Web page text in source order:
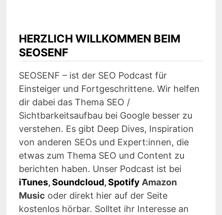
HERZLICH WILLKOMMEN BEIM
SEOSENF
SEOSENF – ist der SEO Podcast für
Einsteiger und Fortgeschrittene. Wir helfen
dir dabei das Thema SEO /
Sichtbarkeitsaufbau bei Google besser zu
verstehen. Es gibt Deep Dives, Inspiration
von anderen SEOs und Expert:innen, die
etwas zum Thema SEO und Content zu
berichten haben. Unser Podcast ist bei
iTunes,Soundcloud,Spotify Amazon
Music oder direkt hier auf der Seite
kostenlos hörbar. Solltet ihr Interesse an